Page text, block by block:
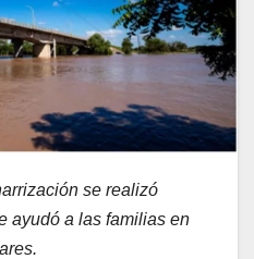
se realizó
ayudó a las familias en